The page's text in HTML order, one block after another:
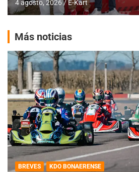
4 agosto, 2026 E-Kart
Más noticias
BREVES KDO BONAERENSE